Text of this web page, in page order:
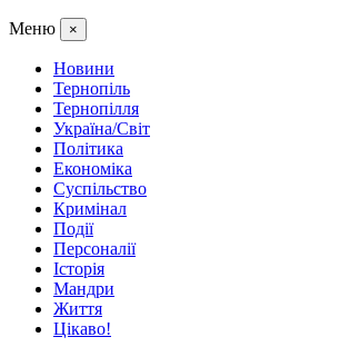
Меню ×
Новини
Тернопіль
Тернопілля
Україна/Світ
Політика
Економіка
Суспільство
Кримінал
Події
Персоналії
Історія
Мандри
Життя
Цікаво!